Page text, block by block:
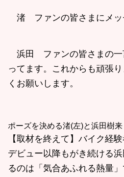
渚 ファンの皆さまにメッ
浜田 ファンの皆さまの一
ってます。これからも頑張
くお願いします。
ポーズを決める渚(左)と浜田樹来
【取材を終えて】バイク経
デビュー以降もがき続ける
るのは「気合あふれる熱量